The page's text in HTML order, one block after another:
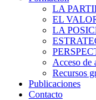
LA
EL
LA
Acceso de
Recursos
Publicaciones
Contacto